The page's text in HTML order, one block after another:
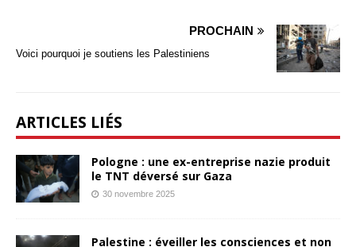
PROCHAIN
Voici pourquoi je soutiens les Palestiniens
ARTICLES LIÉS
Pologne : une ex-entreprise nazie produit
le TNT déversé sur Gaza
30 novembre 2025
Palestine : éveiller les consciences et non